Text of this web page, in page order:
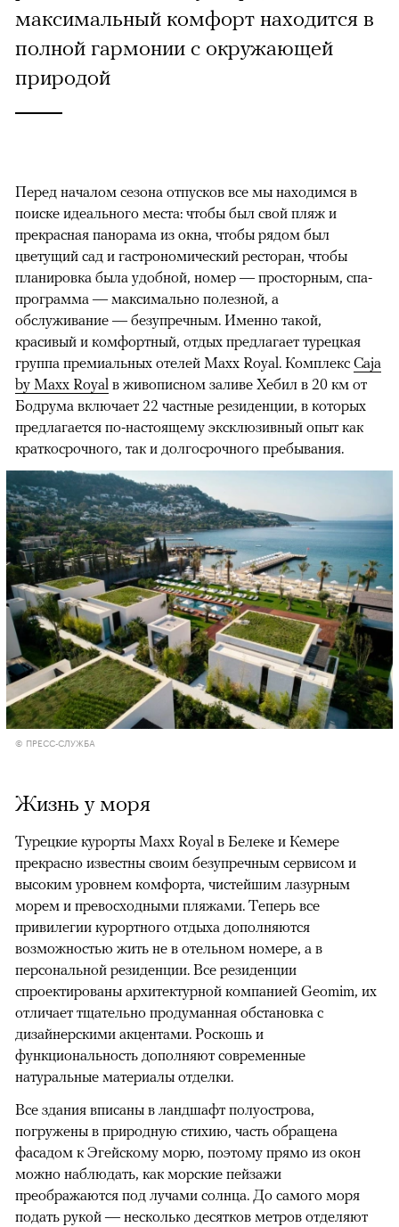
максимальный комфорт находится в
полной гармонии с окружающей
природой
Перед началом сезона отпусков все мы находимся в
поиске идеального места: чтобы был свой пляж и
прекрасная панорама из окна, чтобы рядом был
цветущий сад и гастрономический ресторан, чтобы
планировка была удобной, номер — просторным, спа-
программа — максимально полезной, а
обслуживание — безупречным. Именно такой,
красивый и комфортный, отдых предлагает турецкая
группа премиальных отелей Maxx Royal. Комплекс Caja
by Maxx Royal в живописном заливе Хебил в 20 км от
Бодрума включает 22 частные резиденции, в которых
предлагается по-настоящему эксклюзивный опыт как
краткосрочного, так и долгосрочного пребывания.
© ПРЕСС-СЛУЖБА
Жизнь у моря
00:00 / 00:00
Турецкие курорты Maxx Royal в Белеке и Кемере
прекрасно известны своим безупречным сервисом и
высоким уровнем комфорта, чистейшим лазурным
морем и превосходными пляжами. Теперь все
привилегии курортного отдыха дополняются
возможностью жить не в отельном номере, а в
персональной резиденции. Все резиденции
спроектированы архитектурной компанией Geomim, их
отличает тщательно продуманная обстановка с
дизайнерскими акцентами. Роскошь и
функциональность дополняют современные
натуральные материалы отделки.
Все здания вписаны в ландшафт полуострова,
погружены в природную стихию, часть обращена
фасадом к Эгейскому морю, поэтому прямо из окон
можно наблюдать, как морские пейзажи
преображаются под лучами солнца. До самого моря
подать рукой — несколько десятков метров отделяют